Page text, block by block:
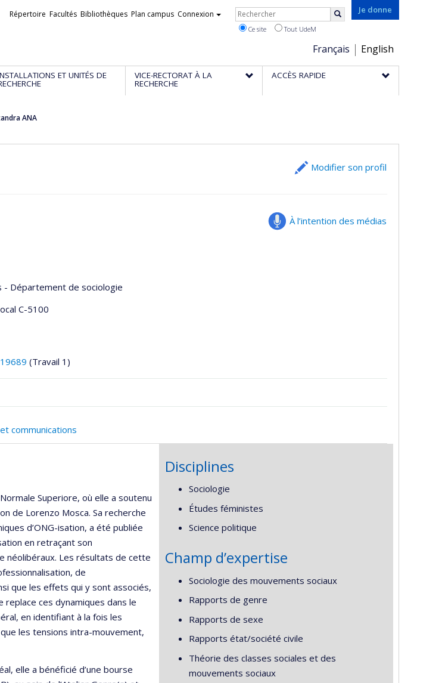
Je donne
Choix
de
la
Français English
Liens
Répertoire Facultés Bibliothèques Plan campus Connexion Rechercher
Ce site Tout UdeM
ET UNITÉS DE VICE-RECTORAT À LA
RECHERCHE
ACCÈS RAPIDE
ANA
Modifier son profil
À l’intention des médias
- Département de sociologie
C-5100
(Travail 1)
communications
Superiore, où elle a soutenu
de Lorenzo Mosca. Sa recherche
d’ONG-isation, a été publiée
en retraçant son
néolibéraux. Les résultats de cette
de
que les effets qui y sont associés,
replace ces dynamiques dans le
en identifiant à la fois les
les tensions intra-mouvement,
elle a bénéficié d’une bourse
Disciplines
Sociologie
Études féministes
Science politique
Champ d’expertise
Sociologie des mouvements sociaux
Rapports de genre
Rapports de sexe
Rapports état/société civile
Théorie des classes sociales et des
mouvements sociaux